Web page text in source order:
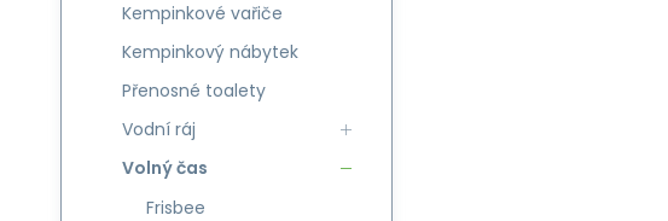
Kempinkové vařiče
Kempinkový nábytek
Přenosné toalety
Vodní ráj
Volný čas
Frisbee